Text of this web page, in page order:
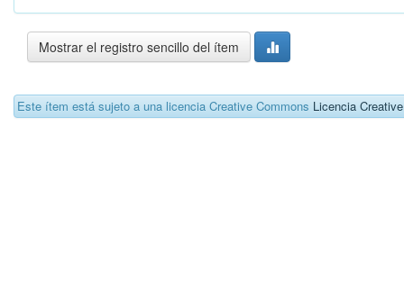
Mostrar el registro sencillo del ítem
Este ítem está sujeto a una licencia Creative Commons Licencia